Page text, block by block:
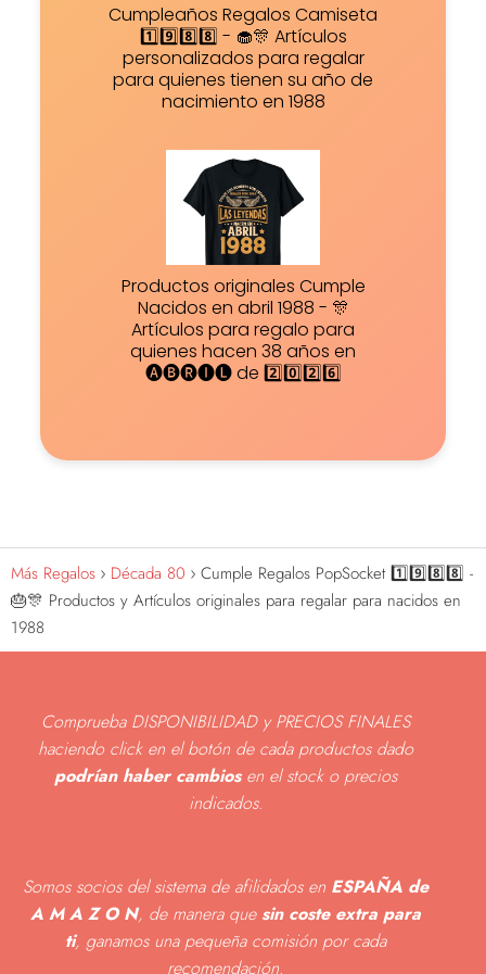
Cumpleaños Regalos Camiseta
1️⃣9️⃣8️⃣8️⃣ - 🧁🎊 Artículos
personalizados para regalar
para quienes tienen su año de
nacimiento en 1988
Productos originales Cumple
Nacidos en abril 1988 - 🎊
Artículos para regalo para
quienes hacen 38 años en
🅐🅑🅡🅘🅛 de 2️⃣0️⃣2️⃣6️⃣
Más Regalos Década 80
Cumple Regalos PopSocket 1️⃣9️⃣8️⃣8️⃣ -
🎂🎊 Productos y Artículos originales para regalar para nacidos en
1988
Comprueba DISPONIBILIDAD y PRECIOS FINALES
haciendo click en el botón de cada productos dado
podrían haber cambiosen el stock o precios
indicados.
Somos socios del sistema de afilidados en ESPAÑA de
A M A Z O N, de manera que sin coste extra para
ti, ganamos una pequeña comisión por cada
recomendación.